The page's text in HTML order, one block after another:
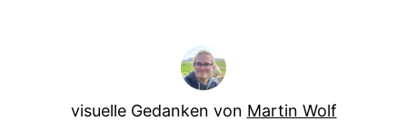
visuelle Gedanken von Martin Wolf